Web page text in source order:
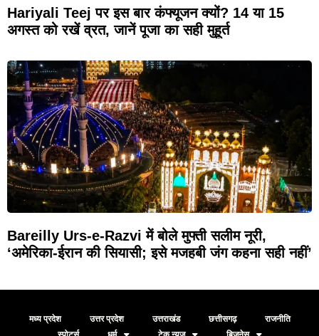
Hariyali Teej पर इस बार कंफ्यूजन क्यों? 14 या 15
अगस्त को रखें व्रत, जानें पूजा का सही मुहूर्त
Bareilly Urs-e-Razvi में बोले मुफ्ती सलीम नूरी,
‘अमेरिका-ईरान की सियासी; इसे मजहबी जंग कहना सही नहीं’
मध्य प्रदेश उत्तर प्रदेश उत्तराखंड छत्तीसगढ़
राजनीति